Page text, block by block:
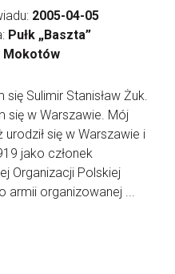
2005-04-05
Pułk „Baszta”
Mokotów
się Sulimir Stanisław Żuk.
się w Warszawie. Mój
urodził się w Warszawie i
jako członek
Organizacji Polskiej
armii organizowanej ...